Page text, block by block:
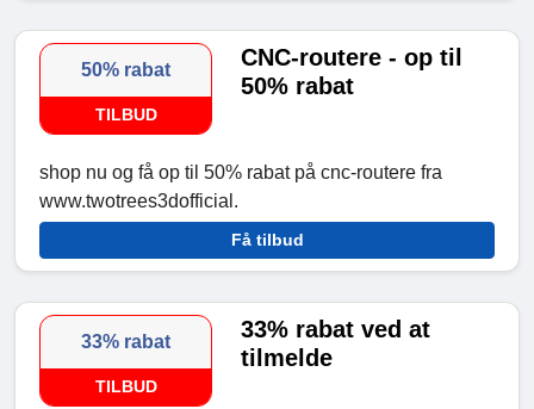
50% rabat
TILBUD
CNC-routere - op til
50% rabat
shop nu og få op til 50% rabat på cnc-routere fra
www.twotrees3dofficial.
Få tilbud
33% rabat
TILBUD
33% rabat ved at
tilmelde